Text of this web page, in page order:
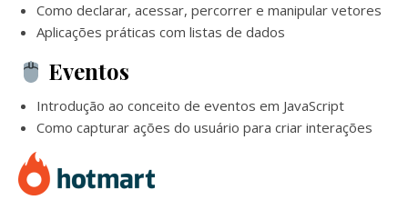
Como declarar, acessar, percorrer e manipular vetores
Aplicações práticas com listas de dados
Eventos
Introdução ao conceito de eventos em JavaScript
Como capturar ações do usuário para criar interações